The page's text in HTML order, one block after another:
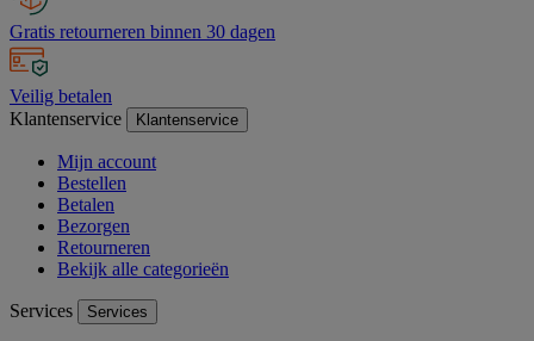
Gratis retourneren binnen 30 dagen
Veilig betalen
Klantenservice
Klantenservice
Mijn account
Bestellen
Betalen
Bezorgen
Retourneren
Bekijk alle categorieën
Services Services